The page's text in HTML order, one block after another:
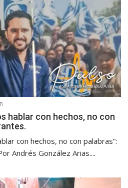
hablar con hechos, no con
con hechos, no con palabras”:
Andrés González Arias....